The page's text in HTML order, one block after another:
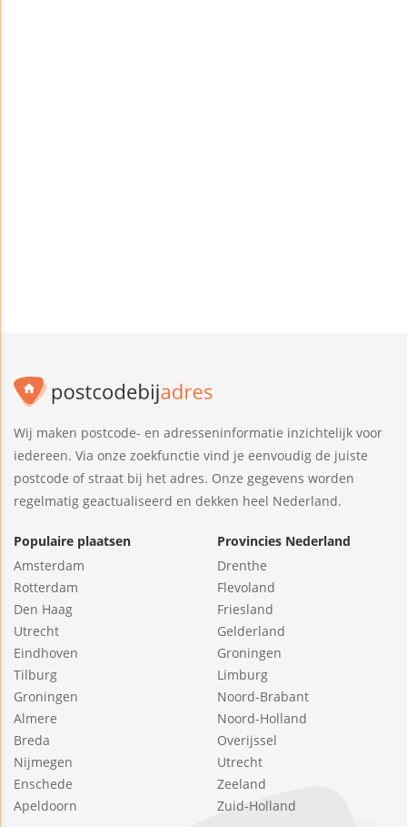
Wij maken postcode- en adresseninformatie inzichtelijk voor
iedereen. Via onze zoekfunctie vind je eenvoudig de juiste
postcode of straat bij het adres. Onze gegevens worden
regelmatig geactualiseerd en dekken heel Nederland.
Populaire plaatsen
Amsterdam
Rotterdam
Den Haag
Utrecht
Eindhoven
Tilburg
Groningen
Almere
Breda
Nijmegen
Enschede
Apeldoorn
Provincies Nederland
Drenthe
Flevoland
Friesland
Gelderland
Groningen
Limburg
Noord-Brabant
Noord-Holland
Overijssel
Utrecht
Zeeland
Zuid-Holland